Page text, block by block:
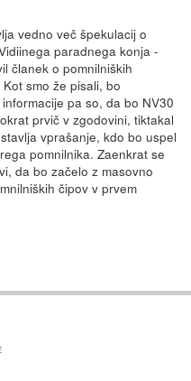
vedno več špekulacij o
paradnega konja -
članek o pomnilniških
smo že pisali, bo
pa so, da bo NV30
prvič v zgodovini, tiktakal
vprašanje, kdo bo uspel
pomnilnika. Zaenkrat se
da bo začelo z masovno
čipov v prvem